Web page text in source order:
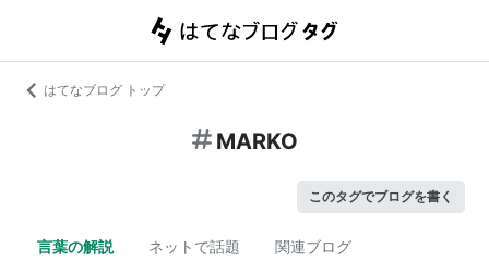
はてなブログ トップ
MARKO
このタグでブログを書く
言葉の解説 ネットで話題 関連ブログ